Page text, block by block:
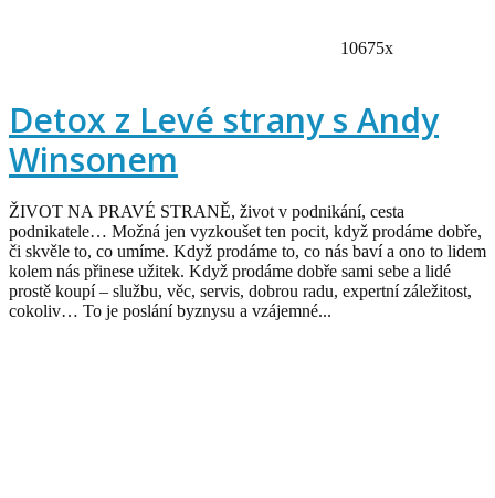
10675x
Detox z Levé strany s Andy
Winsonem
ŽIVOT NA PRAVÉ STRANĚ, život v podnikání, cesta
podnikatele… Možná jen vyzkoušet ten pocit, když prodáme dobře,
či skvěle to, co umíme. Když prodáme to, co nás baví a ono to lidem
kolem nás přinese užitek. Když prodáme dobře sami sebe a lidé
prostě koupí – službu, věc, servis, dobrou radu, expertní záležitost,
cokoliv… To je poslání byznysu a vzájemné...